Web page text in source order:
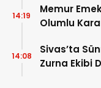
Memur
Olumlu
14:19
Sivas’ta
Zurna Ekibi
14:08